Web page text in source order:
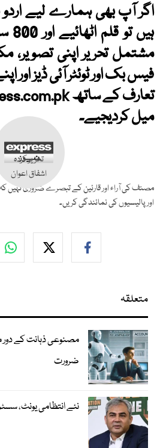
اگر آپ بھی ہمارے لیے
مشتمل تحریر اپنی تصویر،
فیس بک اور ٹوئٹر آئی ڈیز اور
تعارف کے ساتھ
میل کردیجیے۔
تحریر کردہ
اشفاق اعوان
مصنف کی آراء اور قارئین کے تبصرے ضروری نہیں
اور پالیسیوں کی نمائندگی کریں۔
متعلقہ
مصنوعی ذہانت کے
ضرورت
نئے انتظامی یونٹ،